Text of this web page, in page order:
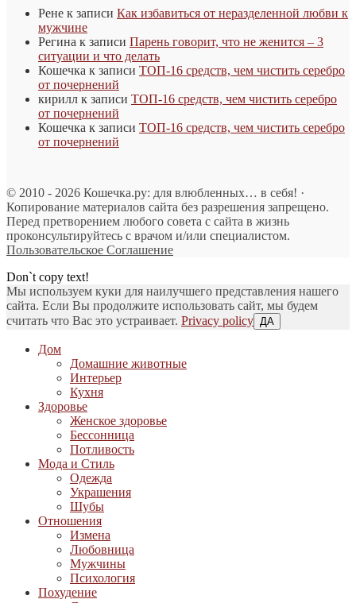
Рене к записи Как избавиться от неразделенной любви к
мужчине
Регина к записи Парень говорит, что не женится – 3
ситуации и что делать
Кошечка к записи ТОП-16 средств, чем чистить серебро
от почернений
кирилл к записи ТОП-16 средств, чем чистить серебро
от почернений
Кошечка к записи ТОП-16 средств, чем чистить серебро
от почернений
© 2010 - 2026 Кошечка.ру: для влюбленных… в себя! ·
Копирование материалов сайта без разрешения запрещено.
Перед претворением любого совета с сайта в жизнь
проконсультируйтесь с врачом и/или специалистом.
Пользовательское Соглашение
Don`t copy text!
Мы используем куки для наилучшего представления нашего
сайта. Если Вы продолжите использовать сайт, мы будем
считать что Вас это устраивает. Privacy policy ДА
Дом
Домашние животные
Интерьер
Кухня
Здоровье
Женское здоровье
Бессонница
Потливость
Мода и Стиль
Одежда
Украшения
Шубы
Отношения
Измена
Любовница
Мужчины
Психология
Похудение